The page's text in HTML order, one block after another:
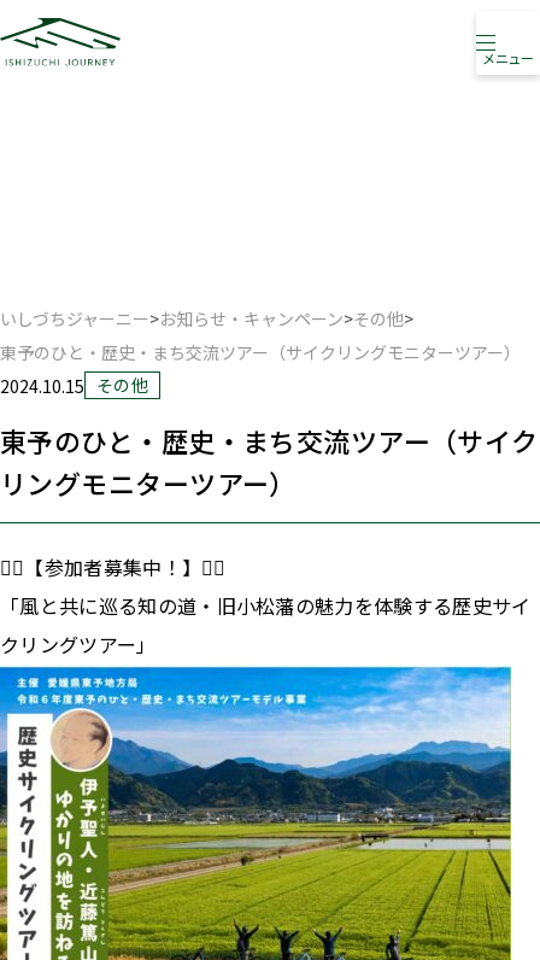
メニュー
いしづちジャーニー>お知らせ・キャンペーン>その他>
東予のひと・歴史・まち交流ツアー（サイクリングモニターツアー）
東予のひと・歴史・まち交流ツアー（サイク
リングモニターツアー）
2024.10.15 その他
🚴‍♂️【参加者募集中！】🚴‍♀️
「風と共に巡る知の道・旧小松藩の魅力を体験する歴史サイ
クリングツアー」